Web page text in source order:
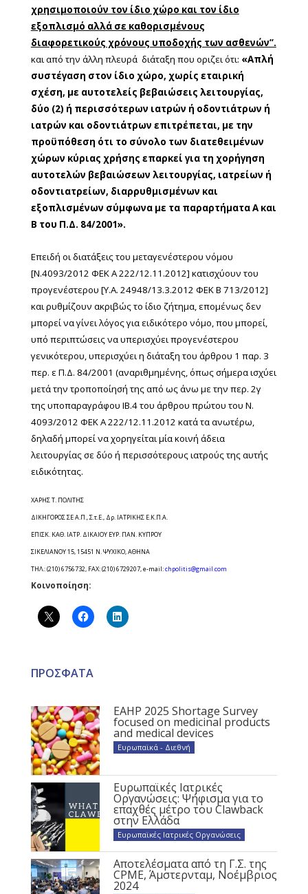
χρησιμοποιούν τον ίδιο χώρο και τον ίδιο
εξοπλισμό αλλά σε καθορισμένους
διαφορετικούς χρόνους υποδοχής των ασθενών”.
και από την άλλη πλευρά διάταξη που οριζει ότι: «Απλή
συστέγαση στον ίδιο χώρο, χωρίς εταιρική
σχέση, με αυτοτελείς βεβαιώσεις λειτουργίας,
δύο (2) ή περισσότερων ιατρών ή οδοντιάτρων ή
ιατρών και οδοντιάτρων επιτρέπεται, με την
προϋπόθεση ότι το σύνολο των διατεθειμένων
χώρων κύριας χρήσης επαρκεί για τη χορήγηση
αυτοτελών βεβαιώσεων λειτουργίας, ιατρείων ή
οδοντιατρείων, διαρρυθμισμένων και
εξοπλισμένων σύμφωνα με τα παραρτήματα Α και
Β του Π.Δ. 84/2001».
Επειδή οι διατάξεις του μεταγενέστερου νόμου
[Ν.4093/2012 ΦΕΚ Α 222/12.11.2012] κατισχύουν του
προγενέστερου [Υ.Α. 24948/13.3.2012 ΦΕΚ Β 713/2012]
και ρυθμίζουν ακριβώς το ίδιο ζήτημα, επομένως δεν
μπορεί να γίνει λόγος για ειδικότερο νόμο, που μπορεί,
υπό περιπτώσεις να υπερισχύει προγενέστερου
γενικότερου, υπερισχύει η διάταξη του άρθρου 1 παρ. 3
περ. ε Π.Δ. 84/2001 (αναριθμημένης, όπως σήμερα ισχύει
μετά την τροποποίησή της από ως άνω με την περ. 2γ
της υποπαραγράφου ΙΒ.4 του άρθρου πρώτου του Ν.
4093/2012 ΦΕΚ Α 222/12.11.2012 κατά τα ανωτέρω,
δηλαδή μπορεί να χορηγείται μία κοινή άδεια
λειτουργίας σε δύο ή περισσότερους ιατρούς της αυτής
ειδικότητας.
ΧΑΡΗΣ Τ. ΠΟΛΙΤΗΣ
ΔΙΚΗΓΟΡΟΣ ΣΕ Α.Π., Σ.τ.Ε., Δρ. ΙΑΤΡΙΚΗΣ Ε.Κ.Π.Α.
ΕΠΙΣΚ. ΚΑΘ. ΙΑΤΡ. ΔΙΚΑΙΟΥ ΕΥΡ. ΠΑΝ. ΚΥΠΡΟΥ
ΣΙΚΕΛΙΑΝΟΥ 15, 15451 Ν. ΨΥΧΙΚΟ, ΑΘΗΝΑ
ΤΗΛ.: (210) 6756732, FAX: (210) 6729207, e-mail:chpolitis@gmail.com
Κοινοποίηση:
ΠΡΟΣΦΑΤΑ
EAHP 2025 Shortage Survey
focused on medicinal products
and medical devices
Ευρωπαϊκά - Διεθνή
Ευρωπαϊκές Ιατρικές
Οργανώσεις: Ψήφισμα για το
επαχθές μέτρο του Clawback
στην Ελλάδα
Ευρωπαϊκές Ιατρικές Οργανώσεις
Αποτελέσματα από τη Γ.Σ. της
CPME, Άμστερνταμ, Νοέμβριος
2024